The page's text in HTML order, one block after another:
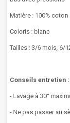
Matière : 100% coton
Coloris : blanc
Tailles : 3/6 mois, 6/
Conseils entretien :
- Lavage à 30°
- Ne pas passer au